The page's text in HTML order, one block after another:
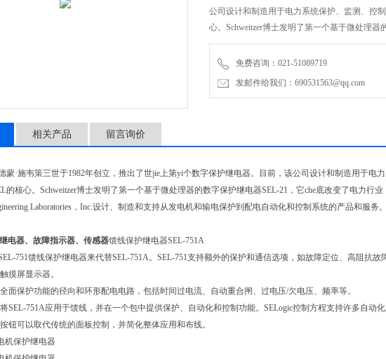
公司设计和制造用于电力系统保护、监测、控
心。Schweitzer博士发明了第一个基于微处理器
行业，并为电力系统保护提供了新的功能。
免费咨询：021-51089719
发邮件给我们：690531563@qq.com
相关产品 留言询价
蒙·施韦策三世于1982年创立，推出了世jie上第yi个数字保护继电器。目前，该公司设计和制造用于电
的核心。 Schweitzer博士发明了第一个基于微处理器的数字保护继电器SEL-21，它che底改变了电力行
Laboratories ， Inc.设计、制造和支持从发电机和输电保护到配电自动化和控制系统的产品和服务。
电器、故障指示器、传感器馈线保护继电器SEL-751A
751馈线保护继电器来代替SEL-751A。 SEL-751支持额外的保护和通信选项，如故障定位、高阻抗故
摸屏显示器。
面保护功能的径向和环形配电电路，包括时间过电流、自动重合闸、过电压/欠电压、频率等。
SEL-751A应用于馈线，并在一个包中提供保护、自动化和控制功能。 SELogic控制方程支持许多自动
钮可以取代传统的面板控制，并简化整体应用和布线。
机保护继电器